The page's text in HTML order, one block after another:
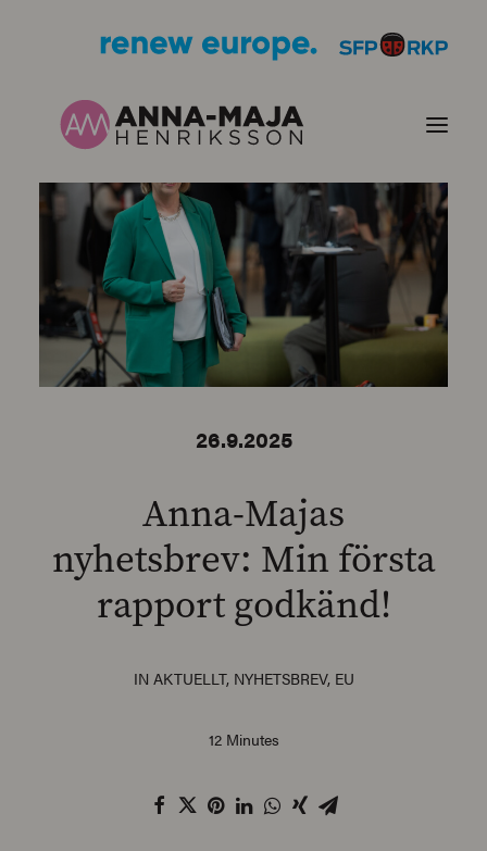
PUBLIKATIONER
HJÄRTEFRÅGOR
PERSONPORTRÄTT
SEARCH
26.9.2025
Anna-Majas
nyhetsbrev: Min första
rapport godkänd!
IN AKTUELLT, NYHETSBREV, EU
12 Minutes